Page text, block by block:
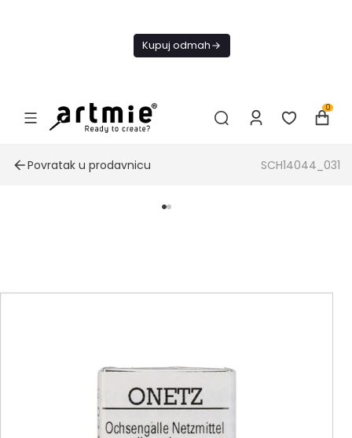
Kupuj odmah
0
Povratak u prodavnicu SCH14044_031